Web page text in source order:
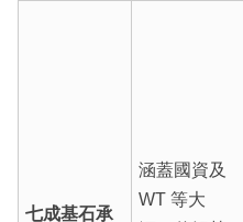
七成基石承
涵蓋國資及
WT 等大